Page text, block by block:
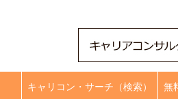
キャリコン・サーチ（検索） 無